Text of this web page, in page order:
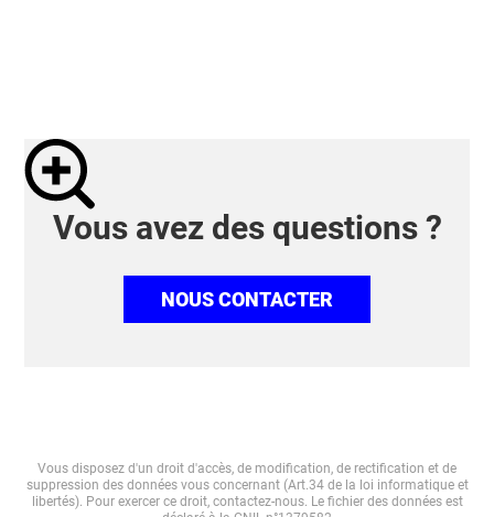
Vous avez des questions ?
NOUS CONTACTER
Vous disposez d'un droit d'accès, de modification, de rectification et de
suppression des données vous concernant (Art.34 de la loi informatique et
libertés). Pour exercer ce droit, contactez-nous. Le fichier des données est